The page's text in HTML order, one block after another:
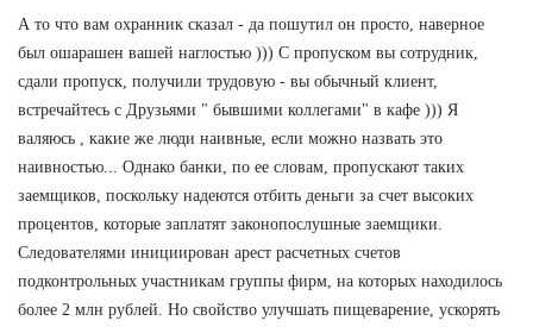
А то что вам охранник сказал - да пошутил он просто, наверное
был ошарашен вашей наглостью ))) С пропуском вы сотрудник,
сдали пропуск, получили трудовую - вы обычный клиент,
встречайтесь с Друзьями " бывшими коллегами" в кафе ))) Я
валяюсь , какие же люди наивные, если можно назвать это
наивностью... Однако банки, по ее словам, пропускают таких
заемщиков, поскольку надеются отбить деньги за счет высоких
процентов, которые заплатят законопослушные заемщики.
Следователями инициирован арест расчетных счетов
подконтрольных участникам группы фирм, на которых находилось
более 2 млн рублей. Но свойство улучшать пищеварение, ускорять